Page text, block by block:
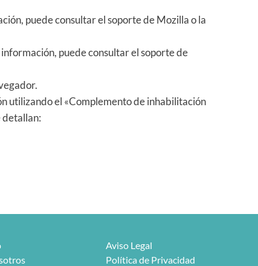
puede consultar el soporte de Mozilla o la
puede consultar el soporte de
utilizando el «Complemento de inhabilitación
detallan:
Aviso Legal
Política de Privacidad